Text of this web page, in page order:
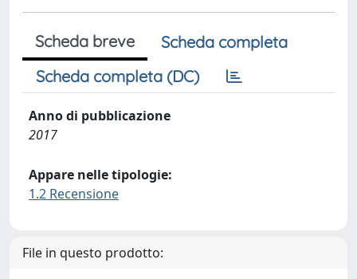
Scheda breve
Scheda completa
Scheda completa (DC)
Anno di pubblicazione
2017
Appare nelle tipologie:
1.2 Recensione
File in questo prodotto: